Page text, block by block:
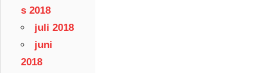
s 2018
juli 2018
juni
2018